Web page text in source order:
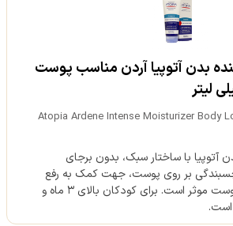
بدن آتوپیا آردن مناسب پوست
Atopia Ardene Intense Moisturizer Body
آتوپیا با ساختار سبک، بدون برجای
بر روی پوست، جهت کمک به رفع
خشکی و علائم اگزمای پوست موثر است. برای کودکان بالای ۳ ماه و
است.